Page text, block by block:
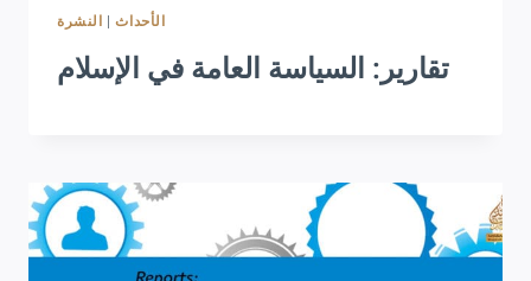
الأحداث| النشرة
تقارير: السياسة العامة في الإسلام